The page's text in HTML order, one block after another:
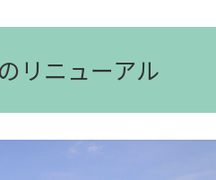
リニューアル